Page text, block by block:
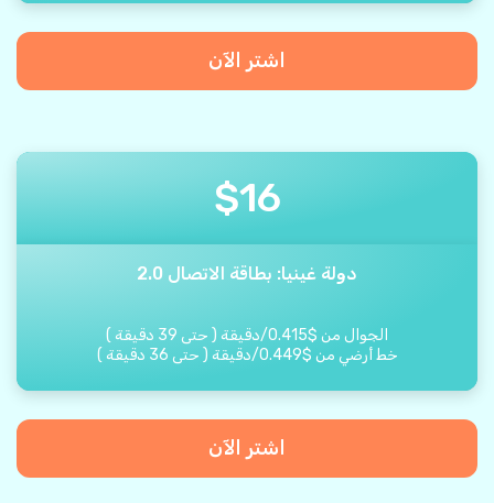
اشتر الآن
$16
دولة غينيا: بطاقة الاتصال 2.0
الجوال من $
0.415
/دقيقة ( حتى 39 دقيقة )
خط أرضي من $
0.449
/دقيقة ( حتى 36 دقيقة )
اشتر الآن